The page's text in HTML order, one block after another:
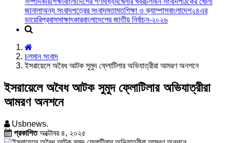
জানালাঅন্য সংবাদপত্রের সংবাদমতামতশিক্ষা ও ক্যাম্পাসবাংলাদেশ২৪এর
ডায়েরিপ্রবাসসাক্ষাৎকারবাংলাদেশের জাতীয় নির্বাচন-২০২৬
চলমান সংবাদ
ইসরায়েলে অবৈধ আটক সুমুদ ফ্লোটিলার অভিযাত্রীরা আমরণ অনশনে
ইসরায়েলে অবৈধ আটক সুমুদ ফ্লোটিলার অভিযাত্রীরা
আমরণ অনশনে
Usbnews.
প্রকাশিতঅক্টোবর ৪, ২০২৫